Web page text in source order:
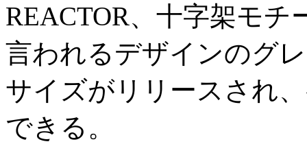
REACTOR、十字架モ
言われるデザインのグ
サイズがリリースされ
できる。